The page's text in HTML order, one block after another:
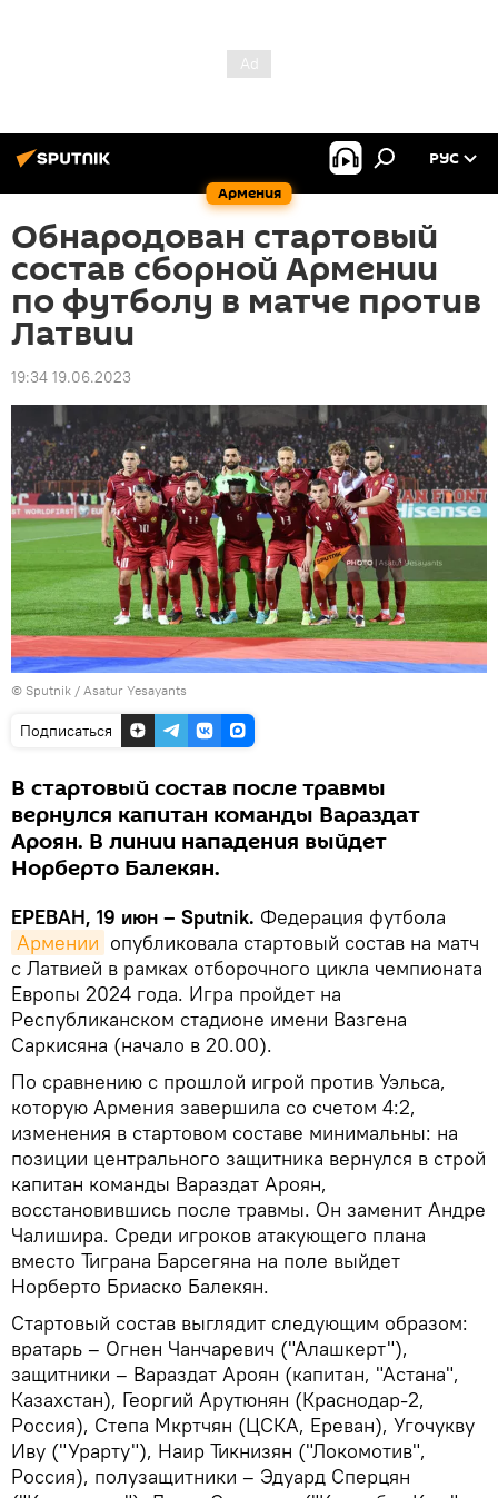
Армения
РУС
Обнародован стартовый
состав сборной Армении
по футболу в матче против
Латвии
19:34 19.06.2023
© Sputnik / Asatur Yesayants
Подписаться
В стартовый состав после травмы
вернулся капитан команды Вараздат
Ароян. В линии нападения выйдет
Норберто Балекян.
ЕРЕВАН, 19 июн – Sputnik. Федерация футбола
Армении опубликовала стартовый состав на матч
с Латвией в рамках отборочного цикла чемпионата
Европы 2024 года. Игра пройдет на
Республиканском стадионе имени Вазгена
Саркисяна (начало в 20.00).
По сравнению с прошлой игрой против Уэльса,
которую Армения завершила со счетом 4:2,
изменения в стартовом составе минимальны: на
позиции центрального защитника вернулся в строй
капитан команды Вараздат Ароян,
восстановившись после травмы. Он заменит Андре
Чалишира. Среди игроков атакующего плана
вместо Тиграна Барсегяна на поле выйдет
Норберто Бриаско Балекян.
Стартовый состав выглядит следующим образом:
вратарь – Огнен Чанчаревич ("Алашкерт"),
защитники – Вараздат Ароян (капитан, "Астана",
Казахстан), Георгий Арутюнян (Краснодар-2,
Россия), Степа Мкртчян (ЦСКА, Ереван), Угочукву
Иву ("Урарту"), Наир Тикнизян ("Локомотив",
Россия), полузащитники – Эдуард Сперцян